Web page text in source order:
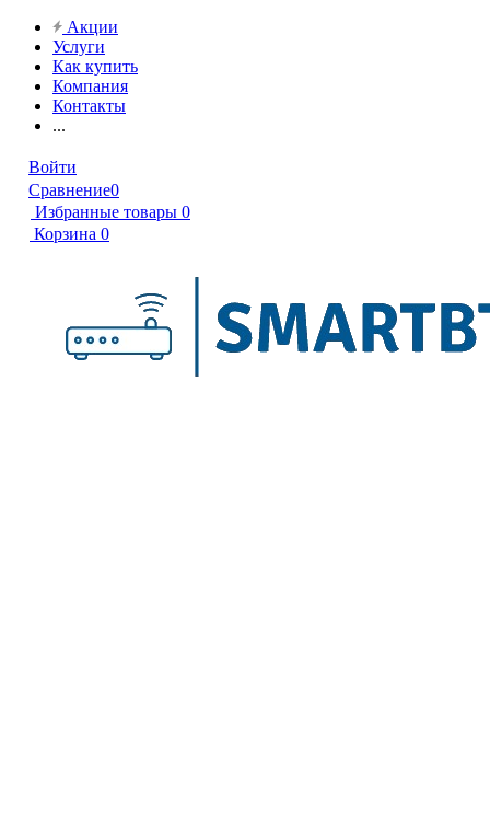
Акции
Услуги
Как купить
Компания
Контакты
...
Войти
Сравнение0
Избранные товары 0
Корзина 0